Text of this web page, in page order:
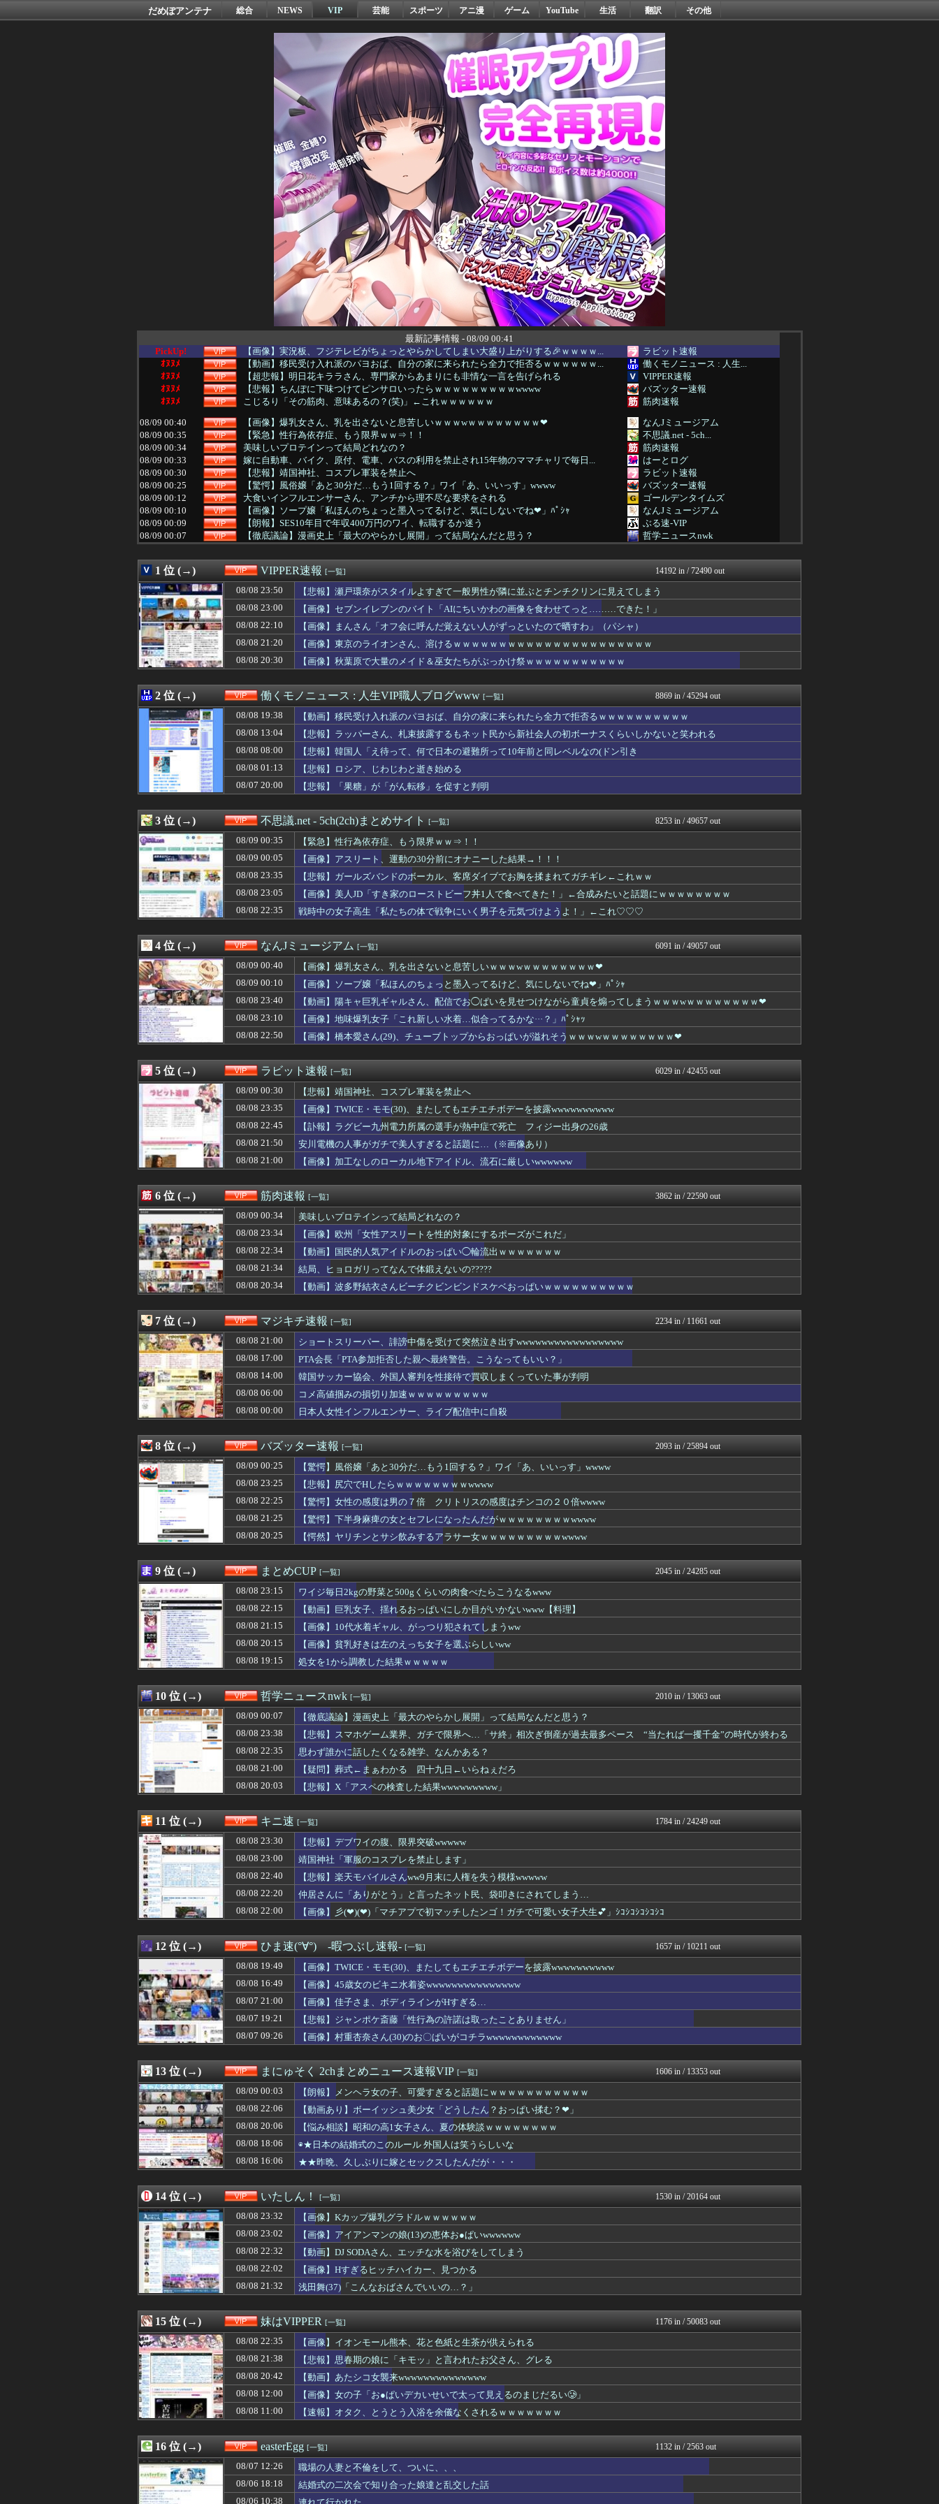
だめぽアンテナ 総合 NEWS VIP 芸能 スポーツ アニ漫 ゲーム YouTube 生活 翻訳 その他
最新記事情報 - 08/09 00:41
PickUp!
【画像】実況板、フジテレビがちょっとやらかしてしまい大盛り上がりする🎉ｗｗｗｗ...
ラビット速報
ｵﾇﾇﾒ
【動画】移民受け入れ派のパヨおば、自分の家に来られたら全力で拒否るｗｗｗｗｗｗ...
働くモノニュース : 人生...
ｵﾇﾇﾒ
【超悲報】明日花キララさん、専門家からあまりにも非情な一言を告げられる
VIPPER速報
ｵﾇﾇﾒ
【悲報】ちんぽに下味つけてピンサロいったらｗｗｗｗｗｗｗｗｗwwww
バズッター速報
ｵﾇﾇﾒ
こじるり「その筋肉、意味あるの？(笑)」←これｗｗｗｗｗｗ
筋肉速報
08/09 00:40
【画像】爆乳女さん、乳を出さないと息苦しいｗｗｗwｗｗｗｗｗｗｗｗ❤
なんJミュージアム
08/09 00:35
【緊急】性行為依存症、もう限界ｗｗ⇒！！
不思議.net - 5ch...
08/09 00:34
美味しいプロテインって結局どれなの？
筋肉速報
08/09 00:33
嫁に自動車、バイク、原付、電車、バスの利用を禁止され15年物のママチャリで毎日...
はーとログ
08/09 00:30
【悲報】靖国神社、コスプレ軍装を禁止へ
ラビット速報
08/09 00:25
【驚愕】風俗嬢「あと30分だ…もう1回する？」ワイ「あ、いいっす」wwww
バズッター速報
08/09 00:12
大食いインフルエンサーさん、アンチから理不尽な要求をされる
ゴールデンタイムズ
08/09 00:10
【画像】ソープ嬢「私ほんのちょっと墨入ってるけど、気にしないでね❤」ﾊﾟｼｬ
なんJミュージアム
08/09 00:09
【朗報】SES10年目で年収400万円のワイ、転職するか迷う
ぶる速-VIP
08/09 00:07
【徹底議論】漫画史上「最大のやらかし展開」って結局なんだと思う？
哲学ニュースnwk
08/09 00:03
【朗報】メンヘラ女の子、可愛すぎると話題にｗｗｗｗｗｗｗｗｗｗｗ
まにゅそく 2chまとめニ...
08/09 00:00
堀大輔「にこにこ」筋トレ中 コメント「寝たほうが良い」堀大輔「！！」筋トレ器具...
ネラーボイス
08/08 23:50
【悲報】瀬戸環奈がスタイルよすぎて一般男性が隣に並ぶとチンチクリンに見えてしま...
VIPPER速報
08/08 23:45
シカと人間の共存、無理だったｗｗｗｗｗｗｗｗｗｗｗｗｗｗｗ
VIPワイドガイド
08/08 23:45
シカと人間の共存、無理だったｗｗｗｗｗｗｗｗｗｗｗｗｗｗｗ
(*ﾟ∀ﾟ)ゞカガクニュー...
08/08 23:44
【画像】ノンフライヤーで手羽先の唐揚げ作ったったったｗｗｗｗｗｗｗ
08/08 23:40
【動画】陽キャ巨乳ギャルさん、配信でお◯ぱいを見せつけながら童貞を煽ってしまう...
なんJミュージアム
08/08 23:39
【悲報】ひなこのーと作者、ラインを派手に超えた結果規約違反で削除される
ゴールデンタイムズ
08/08 23:38
【悲報】スマホゲーム業界、ガチで限界へ…「サ終」相次ぎ倒産が過去最多ペース “...
08/08 23:35
【画像】TWICE・モモ(30)、またしてもエチエチボデーを披露wwwwwww...
ラビット速報
08/08 23:35
【悲報】ガールズバンドのボーカル、客席ダイブでお胸を揉まれてガチギレ←これｗ...
不思議.net - 5ch...
08/08 23:34
【画像】欧州「女性アスリートを性的対象にするポーズがこれだ」
08/08 23:33
夫「3男の顔、通ってる教室の講師にそっくりなんやけど」妻「私がその講師と浮気し...
はーとログ
08/08 23:33
【朗報】ワイ童貞、変な自動車学校で仲良くなった陽キャ変態女のマ◯コを舐めまくっ...
えっ!?またここのサイト?
08/08 23:32
【画像】Kカップ爆乳グラドルｗｗｗｗｗｗ
08/08 23:31
この漫画の表紙、青少年を精通させにかかりすぎだろwww
BIPブログ
08/08 23:30
新聞さん、壮大な縦読みを仕込んでしまう🥺
あらまめ2ch
08/08 23:30
【悲報】チック症のゆうぽん、めちゃくちゃ悪化してた…
08/08 23:25
【悲報】尻穴でHしたらｗｗｗｗｗｗｗｗwwww
バズッター速報
08/08 23:22
【悲報】今ホテルで女上司が隣に寝てるんだがwww
はーとログ
08/08 23:15
【FGO】クラス別の冠位選定トップがこれだってな
08/08 23:15
ワイジ毎日2kgの野菜と500gくらいの肉食べたらこうなるwww
まとめCUP
08/08 23:10
【画像】地味爆乳女子「これ新しい水着…似合ってるかな···？」ﾊﾟｼｬｯ
08/08 23:09
クリロナさん「車？いっぱい持ってるよ、40台？41台？もっとか？よくわかんない...
コノユビニュース｜みんなの...
08/08 23:09
【悲報】東京に住んでるやつ、アホ。メリットが1つもないことが判明
ぶる速-VIP
08/08 23:05
【画像】美人JD「すき家のローストビーフ丼1人で食べてきた！」←合成みたいと話...
不思議.net - 5ch...
08/08 23:03
？？？「車の運転はアルファードみたいな大型車の方がしやすい」←これ
はーとログ
08/08 23:00
SES10年目のワイ、転職するか迷う
あらまめ2ch
08/08 23:00
【画像】女の子がS◯Xの後にして欲しいことがこちらｗｗｗｗｗｗ
BIPブログ
08/08 23:00
【画像】セブンイレブンのバイト「AIにちいかわの画像を食わせてっと………できた...
08/08 23:00
【衝撃】JAWSを超えるパニック映画、ガチであるんか？ｗｗｗｗｗｗｗｗｗｗ
なんJクエスト
08/08 23:00
靖国神社「軍服のコスプレを禁止します」
08/08 22:57
【朗報】 Kindleのスポーツ漫画全巻50%還元、名作揃いすぎる
ゴールデンタイムズ
08/08 22:54
【悲報】２ｍの奴に身長170cmが勝てる可能性が一番高い格闘技ｗｗｗｗｗｗｗｗ...
08/08 22:50
【画像】橋本愛さん(29)、チューブトップからおっぱいが溢れそうｗｗｗwｗｗｗ...
なんJミュージアム
08/08 22:48
【朗報】お前らさんが最近した有意義な出費ｗｗｗｗｗｗｗｗｗｗ
なんJクエスト
08/08 22:45
【訃報】ラグビー九州電力所属の選手が熱中症で死亡 フィジー出身の26歳
ラビット速報
08/08 22:44
【画像】びっくりドンキーうんまあああああああああああああｗｗｗｗｗｗｗｗｗｗｗ
はーとログ
08/08 22:41
【困惑】久保建英さんって嫌われる要素なくね？ｗｗｗｗｗｗｗｗｗｗ
08/08 22:40
【悲報】楽天モバイルさんww9月末に人権を失う模様wwwww
キニ速
08/08 22:40
【画像】全盛期の篠崎愛さん、シコすぎるｗｗwｗｗｗｗｗｗｗｗｗ
なんJミュージアム
08/08 22:39
サザエボンの思い出
08/08 22:35
【動画】ショートスリーパー堀さん、高須クリニックに医学的に詰められてガチ切れｗ...
08/08 22:35
思わず誰かに話したくなる雑学、なんかある？
哲学ニュースnwk
08/08 22:35
戦時中の女子高生「私たちの体で戦争にいく男子を元気づけようよ！」←これ♡♡♡
08/08 22:35
【朗報】今のチュニドラさん、下手したら3位から日本シリーズ行くぞこれｗｗｗｗｗ...
08/08 22:34
【動画】国民的人気アイドルのおっぱい◯輪流出ｗｗｗｗｗｗｗ
筋肉速報
08/08 22:33
家庭内で別居状態のエ口い人妻(37)とラブホテルに朝まで泊まった結果ｗｗｗｗｗ...
08/08 22:33
離婚して元嫁が次の仕事見つかるまで養育費＋生活費で毎月25万払ってる
はーとログ
08/08 22:32
【動画】DJ SODAさん、エッチな水を浴びをしてしまう
いたしん！
08/08 22:31
【疑問】瀬戸環奈みたいな綺麗な子がAV女優になる理由wwwwwww
08/08 22:30
【悲報】チアガールさん←なんでアメリカの女カーストの頂点なの？ｗｗｗｗｗｗｗｗ...
08/08 22:30
甲子園出場校 猛暑と資金難に苦しむ [789920621]
あらまめ2ch
08/08 22:30
【超朗報】スクールドッグを導入した学校、不登校が激減→JK「犬のために学校行き...
08/08 22:24
【衝撃】「何というビッグニュース」元NGT48安藤千伽奈さんと登録者83万人Y...
なんJクエスト
08/08 22:22
彼女できたことないやつｗｗｗｗｗ
08/08 22:22
一人暮らし寂しすぎワロタ
08/08 22:20
仲居さんに「ありがとう」と言ったネット民、袋叩きにされてしまう…
キニ速
08/08 22:18
【悲報】パチンコ屋のカードみたいなやつ拾ったんやが・・・・・・・・・
なんJクエスト
08/08 22:18
【衝撃】マチアプで会う約束してた相手に『この返信』送ったらブロックされた結果ｗ...
08/08 22:15
【動画】巨乳女子、揺れるおっぱいにしか目がいかないwww【料理】
08/08 22:10
【画像】まんさん「オフ会に呼んだ覚えない人がずっといたので晒すわ」（パシャ）
VIPPER速報
08/08 22:10
【画像】地下アイドルのク○ニチェキ、ヤバすぎるｗｗｗwｗｗｗｗｗｗｗｗ
08/08 22:09
【悲報】17歳で無期懲役になった奴のご尊顔、ガチで怖い
ぶる速-VIP
08/08 22:06
【動画あり】ボーイッシュ美少女「どうしたん？おっぱい揉む？❤」
08/08 22:05
【悲報】女芸人の吉住さん（36）、メイクしたら普通に美人の部類だったと判明ｗｗ...
08/08 22:03
【え】婚活パーティーとかみんなでΔV鑑賞した方が成功率上がらね？
08/08 22:02
【画像】Hすぎるヒッチハイカー、見つかる
いたしん！
08/08 22:00
【画像】彡(❤︎)(❤︎)「マチアプで初マッチしたンゴ！ガチで可愛い女子大生💕...
08/08 22:00
「THE NORTH FACE」の人気が低下 [123322212]
08/08 22:00
【画像】日本のライオンさん、溶けるwwwwwwwwwwwww
ネラーボイス
08/08 22:00
【画像】44歳人妻「こんなおばさんでいいの…？」
BIPブログ
08/08 21:57
ボロ戸建て契約予約しちゃった
ガールズVIPまとめ
08/08 21:55
「外国人受け入れ反対」大幅増 東大調査、若い世代で多く
ガールズVIPまとめ
08/08 21:54
【朗報】HIKAKINの鬼茶、怒りの半額セール怪開始WWWWWWWWWWWWW...
08/08 21:52
【画像】セブンイレブンのバイト「AIにちいかわの画像を食わせてっと………できた...
08/08 21:52
イラン最高指導者のモジタバ・ハメネイ師が「危篤状態」？ イラン大統領「意思疎通...
ガールズVIPまとめ
08/08 21:50
安川電機の人事がガチで美人すぎると話題に…（※画像あり）
08/08 21:50
左ハンドル車のデメリット、意外と少ない
08/08 21:49
【画像】ゴールドジムにエチエチな格好した女が現れるｗｗｗｗｗｗｗｗｗｗｗｗ
なんJミュージアム
08/08 21:48
ベビーグッズで役立った物
ガールズVIPまとめ
08/08 21:45
【悲報】堀大輔さん、実は仮眠を取っていたWWWWWWWWWWWWWWWWWWW...
(*ﾟ∀ﾟ)ゞカガクニュー...
08/08 21:45
【悲報】堀大輔さん、実は仮眠を取っていたWWWWWWWWWWWWWWWWWWW...
VIPワイドガイド
08/08 21:45
左ハンドル車のデメリット、意外と少ない
08/08 21:43
2026年度 暑さのピーク終了
ガールズVIPまとめ
08/08 21:40
38歳格闘家さん「批判覚悟で言います。10代の彼女と結婚しました」→オバサン達...
キニ速
【悲報】中国の強者女性「年齢のせいで誰も私と結婚してくれない」⇒！！
08/08 21:38
【悲報】思春期の娘に「キモッ」と言われたお父さん、グレる
08/08 21:35
【画像】温泉の中でこれやる奴ｗｗｗｗｗｗｗｗｗ
スコールちゃんねる｜２ちゃ...
08/08 21:35
【画像あり】女さん「10台以上引き連れてる。わたしのおかげでみーんな40km走...
不思議.net - 5ch...
08/08 21:33
【ｼｺ画像】巨乳女さん「スポブラを着たよ」ﾊﾟｼｬ→このお○ぱいでスポブラはエ...
えっ!?またここのサイト?
08/08 21:32
浅田舞(37)「こんなおばさんでいいの…？」
いたしん！
08/08 21:31
【朗報】甲子園にくちびるプルプルのチアリーダーwwwwwwwwww
08/08 21:30
【動画】女性審判、炎上ｗｗｗｗｗ
08/08 21:27
甲子園出場校 猛暑と資金難に苦しむ・・・
ぶる速-VIP
08/08 21:25
【驚愕】下半身麻痺の女とセフレになったんだがｗｗｗｗｗｗｗｗwwww
08/08 21:21
ワイのイッヌみろ！
08/08 21:20
【悲報】女性「男への最大ダメージはこれ」←お前ら耐えられる？
キニ速
08/08 21:20
【画像】東京のライオンさん、溶けるｗｗｗｗｗｗｗｗｗｗｗｗｗｗｗｗｗｗｗｗｗｗ
VIPPER速報
08/08 21:15
【画像】10代水着ギャル、がっつり犯されてしまうww
まとめCUP
08/08 21:10
【動画】女さん「彼氏いない女のリアルがこちらです」
もみあげチャ～シュ～
08/08 21:09
【悲報】仙台育英の可愛すぎるマネージャー、選手を発情させるウインク
08/08 21:09
【社会】従業員退職で倒産、過去最多
08/08 21:09
【画像】これが秋田県の雑誌モデルのお姉さんｗｗｗｗｗｗｗｗｗｗ
うしみつ-5chまとめ-
08/08 21:05
【愕然】孤独死した男性のブログ『最期の投稿』がこれ⇒･･･！！
不思議.net - 5ch...
08/08 21:03
【わかる】キモおやじに顔面ベロベロ舐められるAVあるじゃん？
08/08 21:02
人気av女優は大半がマン毛ぼーぼーだった
08/08 21:00
【疑問】葬式←まぁわかる 四十九日←いらねぇだろ
哲学ニュースnwk
08/08 21:00
【画像】20年前のAV、キチガイすぎるwwwwww
キニ速
08/08 21:00
ショートスリーパー、誹謗中傷を受けて突然泣き出すwwwwwwwwwwwwwww...
マジキチ速報
08/08 21:00
【画像】部屋作りゲーム、確率で出現するイカを見るとクラッシュする不具合が発生ｗ...
08/08 21:00
【画像あり】IカップAV女優さん(24)、さらに増量してIカップになる
08/08 21:00
【画像】加工なしのローカル地下アイドル、流石に厳しいwwwwww
ラビット速報
08/08 20:50
【画像】温泉の中でこれやる奴ｗｗｗｗｗｗｗｗｗ
ゴールデンタイムズ
08/08 20:45
【画像】アイドルさん「体重10キロ増えたらこうなった」
08/08 20:45
【画像】アイドルさん「体重10キロ増えたらこうなった」
08/08 20:42
【動画】あたシコ女襲来wwwwwwwwwwwwww
妹はVIPPER
08/08 20:39
【速報】バレー部JKさん、大きいｗｗｗｗｗｗｗｗｗｗｗｗｗｗ （※画像あり）
うしみつ-5chまとめ-
08/08 20:35
【画像】新聞さん、壮大な縦読みを仕込んでしまう・・・
スコールちゃんねる｜２ちゃ...
08/08 20:34
【動画】波多野結衣さんビーチクビンビンドスケベおっぱいｗｗｗｗｗｗｗｗｗｗ
筋肉速報
08/08 20:33
ワイ15センチ、めちゃくちゃキツマンな女(40)のアソコを尻穴を見ながら1分間...
08/08 20:32
【画像】こういうブラに乳首ひっかけてる女の子ｗｗｗ
08/08 20:31
【動画】昔のドラマのレイプシーン、ガチでアウトすぎるｗｗｗｗｗｗｗｗｗ
BIPブログ
08/08 20:30
【画像】秋葉原で大量のメイド＆巫女たちがぶっかけ祭ｗｗｗｗｗｗｗｗｗｗｗ
VIPPER速報
08/08 20:30
【画像】インフルエンサー「20歳でアルファード一括で買えちゃう私って素敵」
08/08 20:30
デリ嬢を落とすプロだけど質問ある？
08/08 20:27
【画像】「美人すぎる県警本部長」、失職・・・
ぶる速-VIP
08/08 20:25
【愕然】ヤリチンとサシ飲みするアラサー女ｗｗｗｗｗｗｗｗｗwwww バズッター速報
1 位 (→) VIPPER速報 [一覧] 14192 in / 72490 out
08/08 23:50
【悲報】瀬戸環奈がスタイルよすぎて一般男性が隣に並ぶとチンチクリンに見えてしまう
08/08 23:00
【画像】セブンイレブンのバイト「AIにちいかわの画像を食わせてっと………できた！」
08/08 22:10
【画像】まんさん「オフ会に呼んだ覚えない人がずっといたので晒すわ」（パシャ）
08/08 21:20
【画像】東京のライオンさん、溶けるｗｗｗｗｗｗｗｗｗｗｗｗｗｗｗｗｗｗｗｗｗｗ
08/08 20:30
【画像】秋葉原で大量のメイド＆巫女たちがぶっかけ祭ｗｗｗｗｗｗｗｗｗｗｗ
2 位 (→) 働くモノニュース : 人生VIP職人ブログwww [一覧] 8869 in / 45294 out
08/08 19:38
【動画】移民受け入れ派のパヨおば、自分の家に来られたら全力で拒否るｗｗｗｗｗｗｗｗｗｗ
08/08 13:04
【悲報】ラッパーさん、札束披露するもネット民から新社会人の初ボーナスくらいしかないと笑われる
08/08 08:00
【悲報】韓国人「え待って、何で日本の避難所って10年前と同レベルなの(ドン引き
08/08 01:13
【悲報】ロシア、じわじわと逝き始める
08/07 20:00
【悲報】「果糖」が「がん転移」を促すと判明
3 位 (→) 不思議.net - 5ch(2ch)まとめサイト [一覧] 8253 in / 49657 out
08/09 00:35
【緊急】性行為依存症、もう限界ｗｗ⇒！！
08/09 00:05
【画像】アスリート、運動の30分前にオナニーした結果→！！！
08/08 23:35
【悲報】ガールズバンドのボーカル、客席ダイブでお胸を揉まれてガチギレ←これｗｗ
08/08 23:05
【画像】美人JD「すき家のローストビーフ丼1人で食べてきた！」←合成みたいと話題にｗｗｗｗｗｗｗｗ
08/08 22:35
戦時中の女子高生「私たちの体で戦争にいく男子を元気づけようよ！」←これ♡♡♡
4 位 (→) なんJミュージアム [一覧] 6091 in / 49057 out
08/09 00:40
【画像】爆乳女さん、乳を出さないと息苦しいｗｗｗwｗｗｗｗｗｗｗｗ❤
08/09 00:10
【画像】ソープ嬢「私ほんのちょっと墨入ってるけど、気にしないでね❤」ﾊﾟｼｬ
08/08 23:40
【動画】陽キャ巨乳ギャルさん、配信でお◯ぱいを見せつけながら童貞を煽ってしまうｗｗｗwｗｗｗｗｗｗｗｗ❤
08/08 23:10
【画像】地味爆乳女子「これ新しい水着…似合ってるかな···？」ﾊﾟｼｬｯ
08/08 22:50
【画像】橋本愛さん(29)、チューブトップからおっぱいが溢れそうｗｗｗwｗｗｗｗｗｗｗｗ❤
5 位 (→) ラビット速報 [一覧] 6029 in / 42455 out
08/09 00:30
【悲報】靖国神社、コスプレ軍装を禁止へ
08/08 23:35
【画像】TWICE・モモ(30)、またしてもエチエチボデーを披露wwwwwwwwww
08/08 22:45
【訃報】ラグビー九州電力所属の選手が熱中症で死亡 フィジー出身の26歳
08/08 21:50
安川電機の人事がガチで美人すぎると話題に…（※画像あり）
08/08 21:00
【画像】加工なしのローカル地下アイドル、流石に厳しいwwwwww
6 位 (→) 筋肉速報 [一覧] 3862 in / 22590 out
08/09 00:34
美味しいプロテインって結局どれなの？
08/08 23:34
【画像】欧州「女性アスリートを性的対象にするポーズがこれだ」
08/08 22:34
【動画】国民的人気アイドルのおっぱい◯輪流出ｗｗｗｗｗｗｗ
08/08 21:34
結局、ヒョロガリってなんで体鍛えないの?????
08/08 20:34
【動画】波多野結衣さんビーチクビンビンドスケベおっぱいｗｗｗｗｗｗｗｗｗｗ
7 位 (→) マジキチ速報 [一覧] 2234 in / 11661 out
08/08 21:00
ショートスリーパー、誹謗中傷を受けて突然泣き出すwwwwwwwwwwwwwwwww
08/08 17:00
PTA会長「PTA参加拒否した親へ最終警告。こうなってもいい？」
08/08 14:00
韓国サッカー協会、外国人審判を性接待で買収しまくっていた事が判明
08/08 06:00
コメ高値掴みの損切り加速ｗｗｗｗｗｗｗｗｗ
08/08 00:00
日本人女性インフルエンサー、ライブ配信中に自殺
8 位 (→) バズッター速報 [一覧] 2093 in / 25894 out
08/09 00:25
【驚愕】風俗嬢「あと30分だ…もう1回する？」ワイ「あ、いいっす」wwww
08/08 23:25
【悲報】尻穴でHしたらｗｗｗｗｗｗｗｗwwww
08/08 22:25
【驚愕】女性の感度は男の７倍 クリトリスの感度はチンコの２０倍wwww
08/08 21:25
【驚愕】下半身麻痺の女とセフレになったんだがｗｗｗｗｗｗｗｗwwww
08/08 20:25
【愕然】ヤリチンとサシ飲みするアラサー女ｗｗｗｗｗｗｗｗｗwwww
9 位 (→) まとめCUP [一覧] 2045 in / 24285 out
08/08 23:15
ワイジ毎日2kgの野菜と500gくらいの肉食べたらこうなるwww
08/08 22:15
【動画】巨乳女子、揺れるおっぱいにしか目がいかないwww【料理】
08/08 21:15
【画像】10代水着ギャル、がっつり犯されてしまうww
08/08 20:15
【画像】貧乳好きは左のえっち女子を選ぶらしいww
08/08 19:15
処女を1から調教した結果ｗｗｗｗｗ
10 位 (→) 哲学ニュースnwk [一覧] 2010 in / 13063 out
08/09 00:07
【徹底議論】漫画史上「最大のやらかし展開」って結局なんだと思う？
08/08 23:38
【悲報】スマホゲーム業界、ガチで限界へ…「サ終」相次ぎ倒産が過去最多ペース “当たれば一攫千金”の時代が終わる
08/08 22:35
思わず誰かに話したくなる雑学、なんかある？
08/08 21:00
【疑問】葬式←まぁわかる 四十九日←いらねぇだろ
08/08 20:03
【悲報】X「アスペの検査した結果wwwwwwwww」
11 位 (→) キニ速 [一覧] 1784 in / 24249 out
08/08 23:30
【悲報】デブワイの腹、限界突破wwwww
08/08 23:00
靖国神社「軍服のコスプレを禁止します」
08/08 22:40
【悲報】楽天モバイルさんww9月末に人権を失う模様wwwww
08/08 22:20
仲居さんに「ありがとう」と言ったネット民、袋叩きにされてしまう…
08/08 22:00
【画像】彡(❤︎)(❤︎)「マチアプで初マッチしたンゴ！ガチで可愛い女子大生💕」ｼｺｼｺｼｺｼｺｼｺ
12 位 (→) ひま速(°∀°) -暇つぶし速報- [一覧] 1657 in / 10211 out
08/08 19:49
【画像】TWICE・モモ(30)、またしてもエチエチボデーを披露wwwwwwwwww
08/08 16:49
【画像】45歳女のビキニ水着姿wwwwwwwwwwwwwww
08/07 21:00
【画像】佳子さま、ボディラインがHすぎる…
08/07 19:21
【悲報】ジャンポケ斎藤「性行為の許諾は取ったことありません」
08/07 09:26
【画像】村重杏奈さん(30)のお〇ぱいがコチラwwwwwwwwwwww
13 位 (→) まにゅそく 2chまとめニュース速報VIP [一覧] 1606 in / 13353 out
08/09 00:03
【朗報】メンヘラ女の子、可愛すぎると話題にｗｗｗｗｗｗｗｗｗｗｗ
08/08 22:06
【動画あり】ボーイッシュ美少女「どうしたん？おっぱい揉む？❤」
08/08 20:06
【悩み相談】昭和の高1女子さん、夏の体験談ｗｗｗｗｗｗｗｗ
08/08 18:06
◉★日本の結婚式のこのルール 外国人は笑うらしいな
08/08 16:06
★★昨晩、久しぶりに嫁とセックスしたんだが・・・
14 位 (→) いたしん！ [一覧] 1530 in / 20164 out
08/08 23:32
【画像】Kカップ爆乳グラドルｗｗｗｗｗｗ
08/08 23:02
【画像】アイアンマンの娘(13)の恵体お●ぱいwwwwww
08/08 22:32
【動画】DJ SODAさん、エッチな水を浴びをしてしまう
08/08 22:02
【画像】Hすぎるヒッチハイカー、見つかる
08/08 21:32
浅田舞(37)「こんなおばさんでいいの…？」
15 位 (→) 妹はVIPPER [一覧] 1176 in / 50083 out
08/08 22:35
【画像】イオンモール熊本、花と色紙と生茶が供えられる
08/08 21:38
【悲報】思春期の娘に「キモッ」と言われたお父さん、グレる
08/08 20:42
【動画】あたシコ女襲来wwwwwwwwwwwwww
08/08 12:00
【画像】女の子「お●ぱいデカいせいで太って見えるのまじだるい🥲」
08/08 11:00
【速報】オタク、とうとう入浴を余儀なくされるｗｗｗｗｗｗｗ
16 位 (→) easterEgg [一覧] 1132 in / 2563 out
08/07 12:26
職場の人妻と不倫をして、ついに、、、
08/06 18:18
結婚式の二次会で知り合った娘達と乱交した話
08/06 10:38